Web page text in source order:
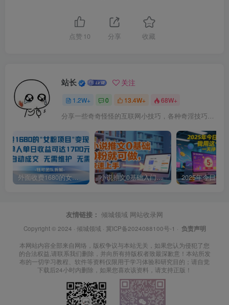
点赞 10 分享 收藏
站长 关注
1.2W+ 0 13.4W+ 68W+
分享一些奇奇怪怪的互联网小技巧，各种奇淫技巧都在本站。
外面收费1680的女粉项目变现，单人单日收益可达1.7k，全自动成交无需维护 小说推文0基础入门教程，0粉就可做，快速上手
友情链接： 倾城领域 网站收录网
Copyright © 2024 · 倾城领域 · 冀ICP备2024088100号-1 · 负责声明
本网站内容全部来自网络，版权争议与本站无关，如果您认为侵犯了您
的合法权益,请联系我们删除，并向所有持版权者致最深歉意！本站所发
布的一切学习教程、软件等资料仅限用于学习体验和研究目的；请自觉
下载后24小时内删除，如果您喜欢该资料，请支持正版！